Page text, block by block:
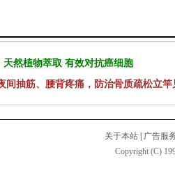
然植物萃取 有效对抗癌细胞
间抽筋、腰背疼痛，防治骨质疏松立竿
关于本站
广告服
Copyright (C)